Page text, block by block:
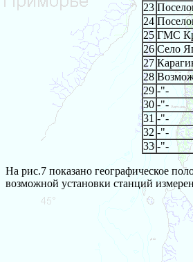
23
24
25 ГМС
26 Село
27
28
29 -"-
30 -"-
31 -"-
32 -"-
33 -"-
На рис.7 показано географическое
возможной установки станций